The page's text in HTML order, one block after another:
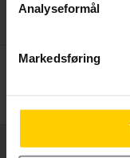
Analyseformål
Markedsføring
Månedlig pris Betal nå
Produktinformasjon